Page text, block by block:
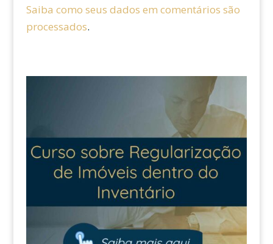
Saiba como seus dados em comentários são
processados.